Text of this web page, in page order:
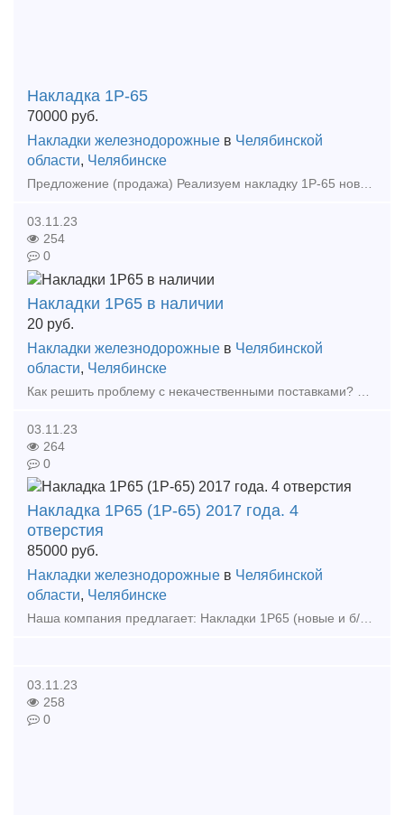
Накладка 1Р-65
70000 руб.
Накладки железнодорожные в Челябинской
области, Челябинске
03.11.23
254
0
Накладки 1Р65 в наличии
20 руб.
Накладки железнодорожные в Челябинской
области, Челябинске
03.11.23
264
0
Накладка 1Р65 (1Р-65) 2017 года. 4
отверстия
85000 руб.
Накладки железнодорожные в Челябинской
области, Челябинске
Наша компания предлагает: Накладки 1Р65 (новые и б/у); Накладки 2Р65 (новые и б/у); Накладки 1Р50 (новые и б/у); Болт стыковой М24х150 (в сборе и по отдельности); Болт стыко
03.11.23
258
0